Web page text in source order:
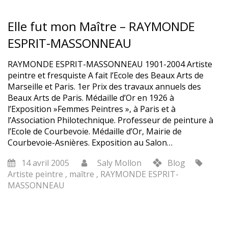
Elle fut mon Maître – RAYMONDE
ESPRIT-MASSONNEAU
RAYMONDE ESPRIT-MASSONNEAU 1901-2004 Artiste
peintre et fresquiste A fait l’Ecole des Beaux Arts de
Marseille et Paris. 1er Prix des travaux annuels des
Beaux Arts de Paris. Médaille d’Or en 1926 à
l’Exposition »Femmes Peintres », à Paris et à
l’Association Philotechnique. Professeur de peinture à
l’Ecole de Courbevoie. Médaille d’Or, Mairie de
Courbevoie-Asnières. Exposition au Salon…
14 avril 2005
Saly Mollon
Blog
Artiste peintre , maître , RAYMONDE ESPRIT-
MASSONNEAU